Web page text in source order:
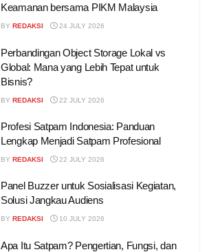
Keamanan bersama PIKM Malaysia
BY REDAKSI 24 JULY 2026
Perbandingan Object Storage Lokal vs
Global: Mana yang Lebih Tepat untuk
Bisnis?
BY REDAKSI 22 JULY 2026
Profesi Satpam Indonesia: Panduan
Lengkap Menjadi Satpam Profesional
BY REDAKSI 22 JULY 2026
Panel Buzzer untuk Sosialisasi Kegiatan,
Solusi Jangkau Audiens
BY REDAKSI 10 JULY 2026
Apa Itu Satpam? Pengertian, Fungsi, dan